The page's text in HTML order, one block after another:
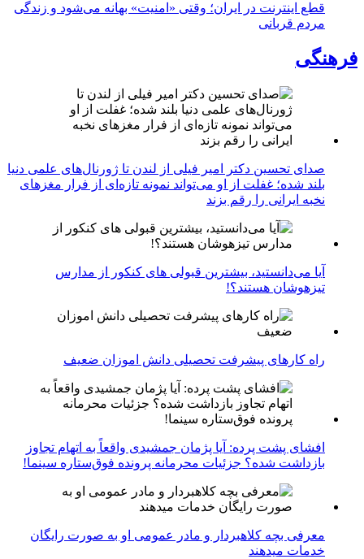
قطع اینترنت در ایران؛ وقتی «امنیت» بهانه می‌شود و زندگی
مردم قربانی
فرهنگی
صدای تحسین دکتر امیر فیلی از لندن تا ژورنال‌های علمی دنیا
بلند شده؛ غفلت از او می‌تواند نمونه تازه‌ای از فرار مغزهای
نخبه ایرانی را رقم بزند
آیا می‌دانستید، بیشترین قبولی های کنکور از مدارس
تیزهوشان هستند؟!
راه کارهای پیشرفت تحصیلی دانش اموزان ضعیف
افشای پشت پرده: آیا پژمان جمشیدی واقعاً به اتهام تجاوز
بازداشت شده؟ جزئیات محرمانه پرونده فوق‌ستاره سینما!
معرفی بچه کلاهبردار و مادر عمومی او به صورت رایگان
خدمات میدهند